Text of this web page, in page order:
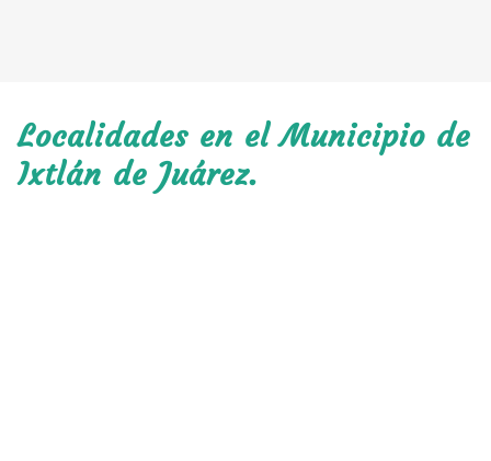
Localidades en el Municipio de
Ixtlán de Juárez.